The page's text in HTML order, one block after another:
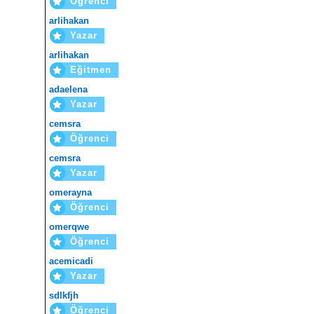
arlihakan
Yazar
arlihakan
Eğitmen
adaelena
Yazar
cemsra
Öğrenci
cemsra
Yazar
omerayna
Öğrenci
omerqwe
Öğrenci
acemicadi
Yazar
sdlkfjh
Öğrenci